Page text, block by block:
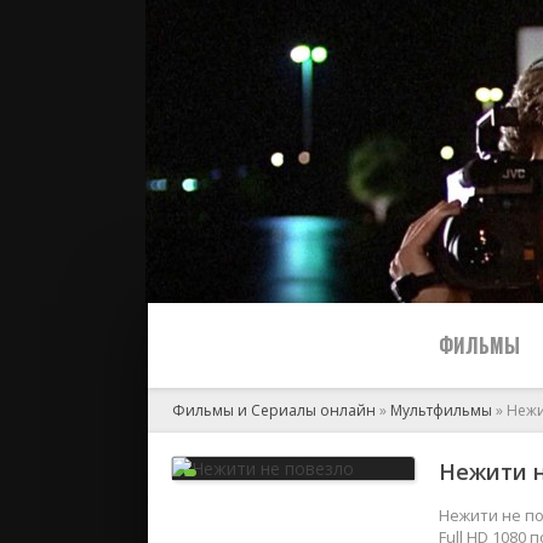
ФИЛЬМЫ
2024
Фильмы и Сериалы онлайн » Мультфильмы »
Нежити
Нежити не
Full HD 1080